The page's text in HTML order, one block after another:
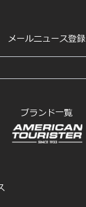
メールニュース登録
ブランド一覧